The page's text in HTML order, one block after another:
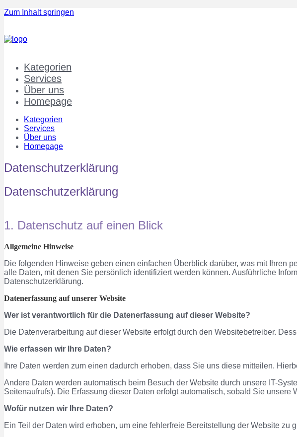
Zum Inhalt springen
Kategorien
Services
Über uns
Homepage
Kategorien
Services
Über uns
Homepage
Datenschutzerklärung
Datenschutzerklärung
1. Datenschutz auf einen Blick
Allgemeine Hinweise
Die folgenden Hinweise geben einen einfachen Überblick darüber, was mit Ihren
alle Daten, mit denen Sie persönlich identifiziert werden können. Ausführliche
Datenschutzerklärung.
Datenerfassung auf unserer Website
Wer ist verantwortlich für die Datenerfassung auf dieser Website?
Die Datenverarbeitung auf dieser Website erfolgt durch den Websitebetreiber.
Wie erfassen wir Ihre Daten?
Ihre Daten werden zum einen dadurch erhoben, dass Sie uns diese mitteilen.
Andere Daten werden automatisch beim Besuch der Website durch unsere IT-
Seitenaufrufs). Die Erfassung dieser Daten erfolgt automatisch, sobald Sie unsere
Wofür nutzen wir Ihre Daten?
Ein Teil der Daten wird erhoben, um eine fehlerfreie Bereitstellung der Website